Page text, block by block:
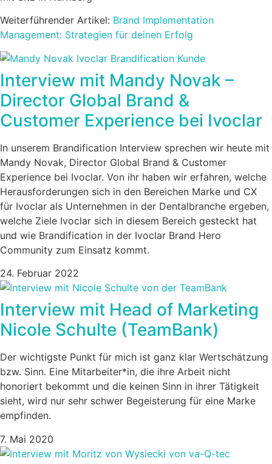
Weiterführender Artikel: Brand Implementation
Management: Strategien für deinen Erfolg
Interview mit Mandy Novak –
Director Global Brand &
Customer Experience bei Ivoclar
In unserem Brandification Interview sprechen wir heute mit
Mandy Novak, Director Global Brand & Customer
Experience bei Ivoclar. Von ihr haben wir erfahren, welche
Herausforderungen sich in den Bereichen Marke und CX
für Ivoclar als Unternehmen in der Dentalbranche ergeben,
welche Ziele Ivoclar sich in diesem Bereich gesteckt hat
und wie Brandification in der Ivoclar Brand Hero
Community zum Einsatz kommt.
24. Februar 2022
Interview mit Head of Marketing
Nicole Schulte (TeamBank)
Der wichtigste Punkt für mich ist ganz klar Wertschätzung
bzw. Sinn. Eine Mitarbeiter*in, die ihre Arbeit nicht
honoriert bekommt und die keinen Sinn in ihrer Tätigkeit
sieht, wird nur sehr schwer Begeisterung für eine Marke
empfinden.
7. Mai 2020